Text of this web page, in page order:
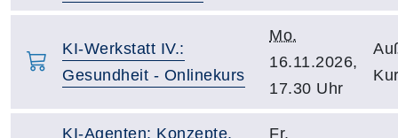
KI-Werkstatt IV.:
Gesundheit - Onlinekurs
Mo.
16.11.2026,
17.30 Uhr
KI-Agenten: Konzepte,
Fr.